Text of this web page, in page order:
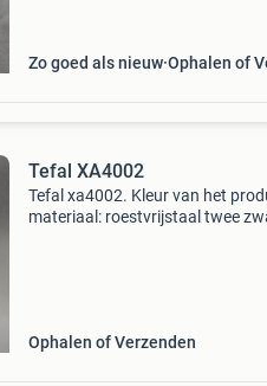
Zo goed als nieuw Ophalen of
Tefal XA4002
Tefal xa4002. Kleur van het
materiaal: roestvrijstaal twee
Ophalen of Verzenden